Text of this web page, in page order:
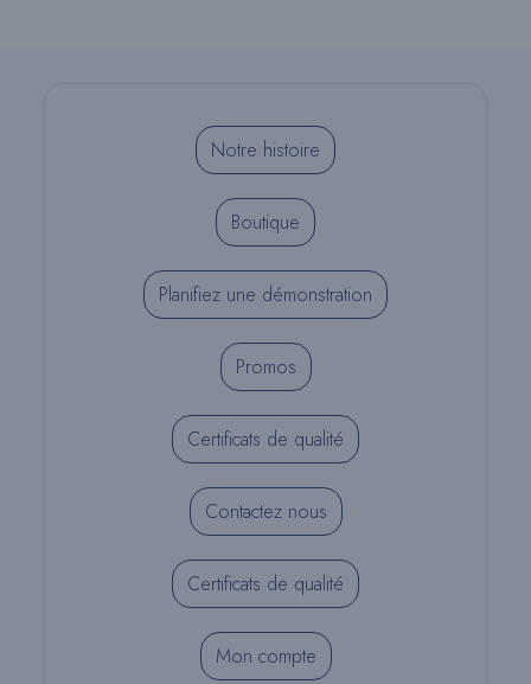
Notre histoire
Boutique
Planifiez une démonstration
Promos
Certificats de qualité
Contactez nous
Certificats de qualité
Mon compte